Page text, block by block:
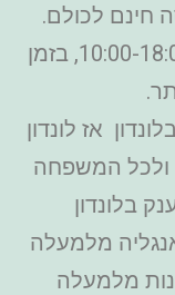
חינם לכולם.
שעות פתיחה: כל יום בין השעות 10:00-18:00, בזמן
אז לונדון
ולכל המשפחה
בלונדון
מלמעלה
מלמעלה